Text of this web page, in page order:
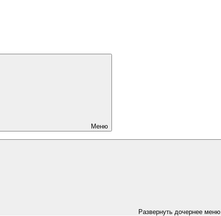
Меню
Развернуть дочернее меню